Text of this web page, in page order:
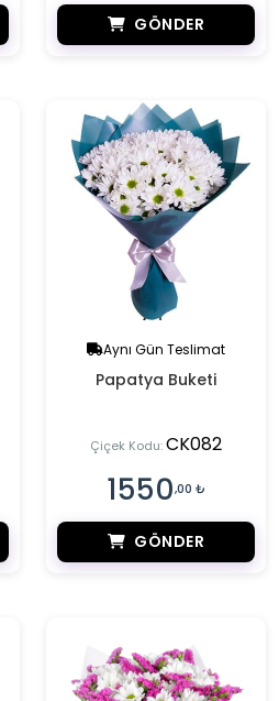
GÖNDER
Aynı Gün Teslimat
Papatya Buketi
Çiçek Kodu:CK082
1550,00 ₺
GÖNDER